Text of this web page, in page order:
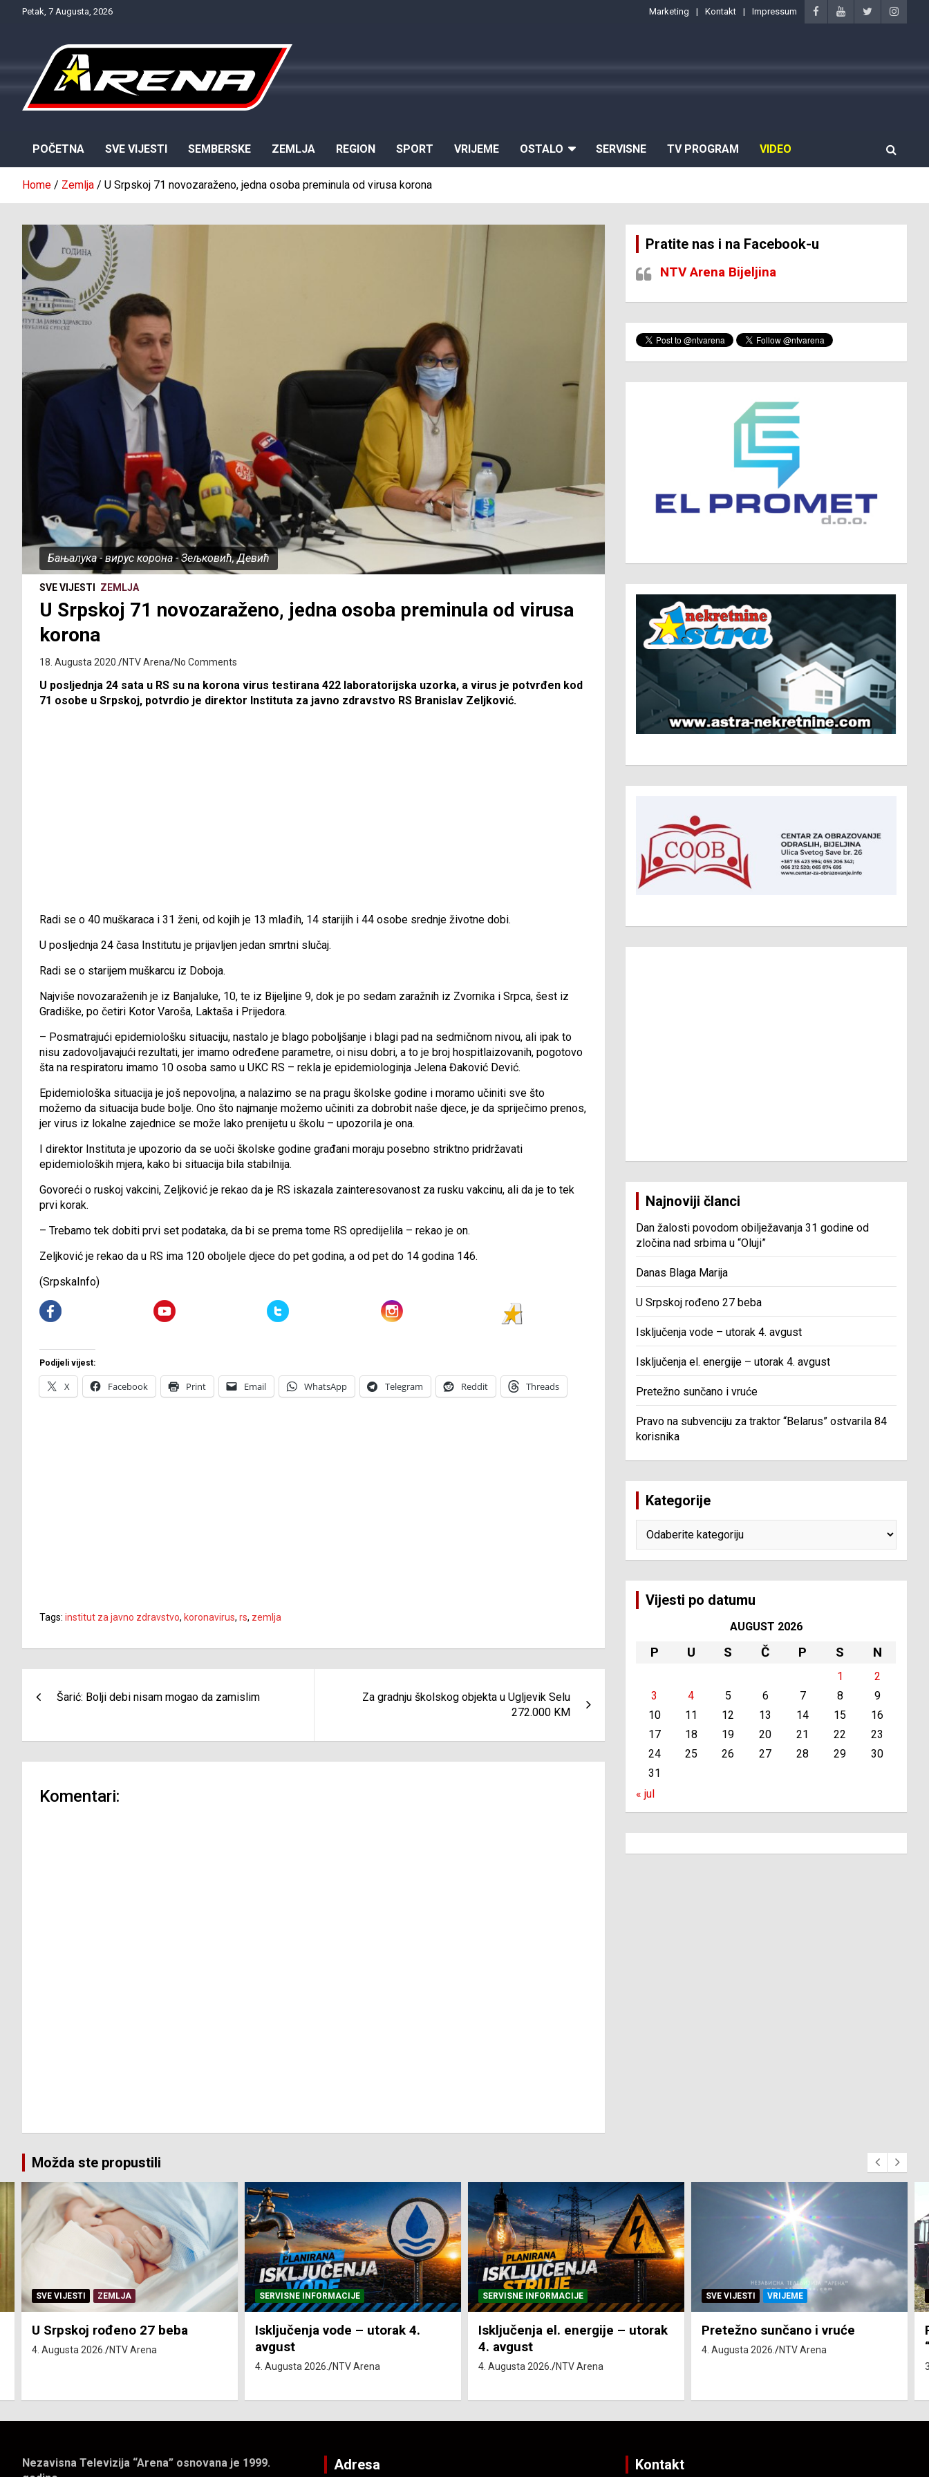
Petak, 7 Augusta, 2026 Marketing Kontakt Impressum
POČETNA SVE VIJESTI SEMBERSKE ZEMLJA REGION SPORT VRIJEME OSTALO SERVISNE TV PROGRAM VIDEO
Home Zemlja U Srpskoj 71 novozaraženo, jedna osoba preminula od virusa korona
Бањалука - вирус корона - Зељковић, Девић
SVE VIJESTI ZEMLJA
U Srpskoj 71 novozaraženo, jedna osoba preminula od virusa
korona
18. Augusta 2020. NTV Arena No Comments
U posljednja 24 sata u RS su na korona virus testirana 422 laboratorijska uzorka, a virus je potvrđen kod
71 osobe u Srpskoj, potvrdio je direktor Instituta za javno zdravstvo RS Branislav Zeljković.
Radi se o 40 muškaraca i 31 ženi, od kojih je 13 mlađih, 14 starijih i 44 osobe srednje životne dobi.
U posljednja 24 časa Institutu je prijavljen jedan smrtni slučaj.
Radi se o starijem muškarcu iz Doboja.
Najviše novozaraženih je iz Banjaluke, 10, te iz Bijeljine 9, dok je po sedam zaražnih iz Zvornika i Srpca, šest iz
Gradiške, po četiri Kotor Varoša, Laktaša i Prijedora.
– Posmatrajući epidemiološku situaciju, nastalo je blago poboljšanje i blagi pad na sedmičnom nivou, ali ipak to
nisu zadovoljavajući rezultati, jer imamo određene parametre, oi nisu dobri, a to je broj hospitlaizovanih, pogotovo
šta na respiratoru imamo 10 osoba samo u UKC RS – rekla je epidemiologinja Jelena Đaković Dević.
Epidemiološka situacija je još nepovoljna, a nalazimo se na pragu školske godine i moramo učiniti sve što
možemo da situacija bude bolje. Ono što najmanje možemo učiniti za dobrobit naše djece, je da spriječimo prenos,
jer virus iz lokalne zajednice se može lako prenijetu u školu – upozorila je ona.
I direktor Instituta je upozorio da se uoči školske godine građani moraju posebno striktno pridržavati
epidemioloških mjera, kako bi situacija bila stabilnija.
Govoreći o ruskoj vakcini, Zeljković je rekao da je RS iskazala zainteresovanost za rusku vakcinu, ali da je to tek
prvi korak.
– Trebamo tek dobiti prvi set podataka, da bi se prema tome RS opredijelila – rekao je on.
Zeljković je rekao da u RS ima 120 oboljele djece do pet godina, a od pet do 14 godina 146.
(SrpskaInfo)
Podijeli vijest:
X Facebook Print Email WhatsApp Telegram Reddit Threads
Tags: institut za javno zdravstvo, koronavirus, rs, zemlja
članaka
Šarić: Bolji debi nisam mogao da zamislim
Za gradnju školskog objekta u Ugljevik Selu
272.000 KM
Komentari:
Pratite nas i na Facebook-u
NTV Arena Bijeljina
Najnoviji članci
Dan žalosti povodom obilježavanja 31 godine od
zločina nad srbima u “Oluji”
Danas Blaga Marija
U Srpskoj rođeno 27 beba
Isključenja vode – utorak 4. avgust
Isključenja el. energije – utorak 4. avgust
Pretežno sunčano i vruće
Pravo na subvenciju za traktor “Belarus” ostvarila 84
korisnika
Kategorije
Vijesti po datumu
AUGUST 2026
P U S Č P S N
1
2
3
4 5 6 7 8
9
10
11 12 13 14 15
16
17
18 19 20 21 22
23
24
25 26 27 28 29
30
31
« jul
Možda ste propustili
SERVISNE INFORMACIJE
Isključenja vode – utorak 4.
avgust
SERVISNE INFORMACIJE
Isključenja el. energije – utorak
4. avgust
4. Augusta 2026. NTV Arena
SVE VIJESTI VRIJEME
Pretežno sunčano i vruće
4. Augusta 2026.
SVE VIJESTI ZEMLJA
Pravo na subvenciju za traktor
“Belarus” ostvarila 84 korisnika
Nezavisna Televizija “Arena” osnovana je 1999.
Adresa Kontakt